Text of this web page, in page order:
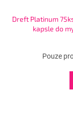
Dreft Platinum
kapsle do
Pouze